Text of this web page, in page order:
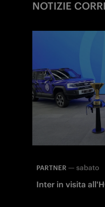
NOTIZIE
PARTNER — sabato
Inter in visita